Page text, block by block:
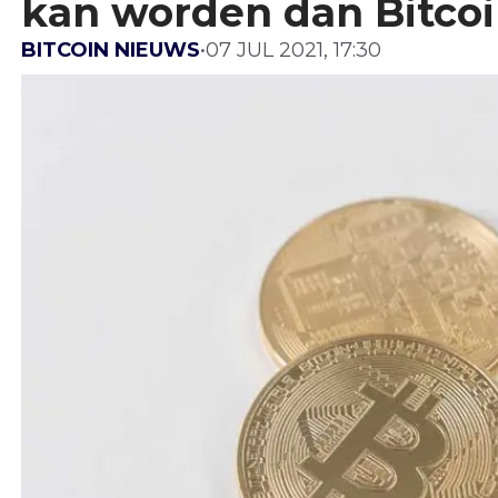
kan worden dan
BITCOIN NIEUWS•07 JUL 2021, 17:30